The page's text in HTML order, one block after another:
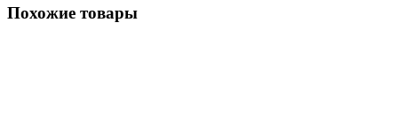
Похожие товары